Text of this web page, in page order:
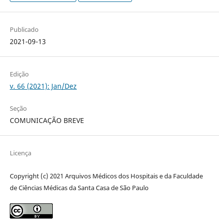
Publicado
2021-09-13
Edição
v. 66 (2021): Jan/Dez
Seção
COMUNICAÇÃO BREVE
Licença
Copyright (c) 2021 Arquivos Médicos dos Hospitais e da Faculdade
de Ciências Médicas da Santa Casa de São Paulo